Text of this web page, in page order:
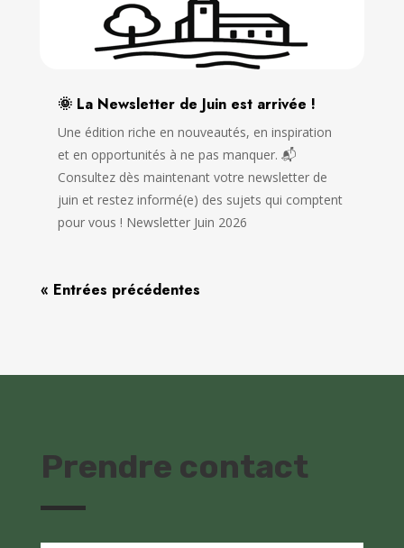
🌞 La Newsletter de Juin est arrivée !
Une édition riche en nouveautés, en inspiration
et en opportunités à ne pas manquer. 📬
Consultez dès maintenant votre newsletter de
juin et restez informé(e) des sujets qui comptent
pour vous ! Newsletter Juin 2026
« Entrées précédentes
Prendre contact